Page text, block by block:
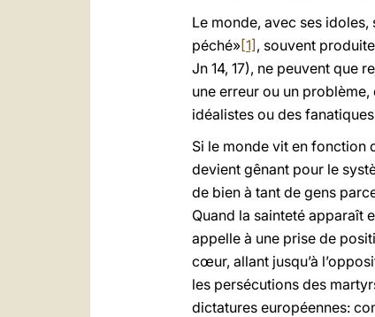
Le monde, avec ses
péché»[1] , souvent
Jn 14, 17), ne peuvent que
une erreur ou un
idéalistes ou des
Si le monde vit en fonction
devient gênant pour le
de bien à tant de gens
Quand la sainteté apparaît
appelle à une prise de
cœur, allant jusqu’à
les persécutions des
dictatures européennes: